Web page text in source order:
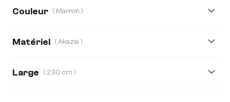
Couleur ( Marron )
Matériel ( Akazie )
Large ( 230 cm )